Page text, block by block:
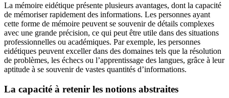
La mémoire eidétique présente plusieurs avantages, dont la capacité
de mémoriser rapidement des informations. Les personnes ayant
cette forme de mémoire peuvent se souvenir de détails complexes
avec une grande précision, ce qui peut être utile dans des situations
professionnelles ou académiques. Par exemple, les personnes
eidétiques peuvent exceller dans des domaines tels que la résolution
de problèmes, les échecs ou l’apprentissage des langues, grâce à leur
aptitude à se souvenir de vastes quantités d’informations.
La capacité à retenir les notions abstraites